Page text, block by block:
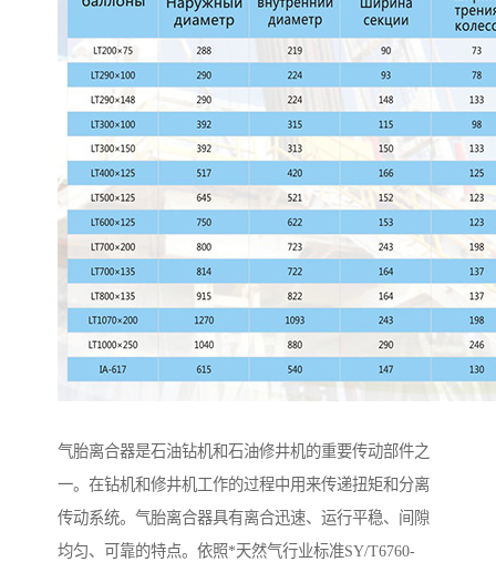
气胎离合器是石油钻机和石油修井机的重要传动部件之
一。在钻机和修井机工作的过程中用来传递扭矩和分离
传动系统。气胎离合器具有离合迅速、运行平稳、间隙
均匀、可靠的特点。依照*天然气行业标准SY/T6760-